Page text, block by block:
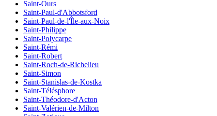
Saint-Ours
Saint-Paul-d'Abbotsford
Saint-Paul-de-l'Île-aux-Noix
Saint-Philippe
Saint-Polycarpe
Saint-Rémi
Saint-Robert
Saint-Roch-de-Richelieu
Saint-Simon
Saint-Stanislas-de-Kostka
Saint-Télésphore
Saint-Théodore-d'Acton
Saint-Valérien-de-Milton